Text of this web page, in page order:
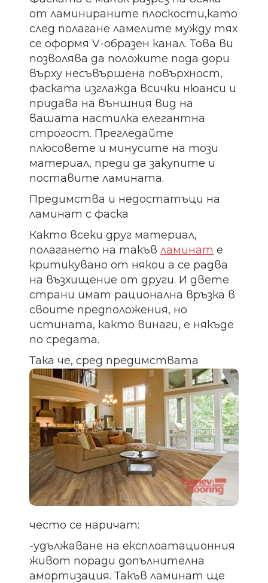
от ламинираните плоскости,като
след полагане ламелите мужду тях
се оформя V-образен канал. Това ви
позволява да положите пода дори
върху несъвършена повърхност,
фаската изглажда всички нюанси и
придава на външния вид на
вашата настилка елегантна
строгост. Прегледайте
плюсовете и минусите на този
материал, преди да закупите и
поставите ламината.
Предимства и недостатъци на
ламинат с фаска
Както всеки друг материал,
полагането на такъвламинат е
критикувано от някои а се радва
на възхищение от други. И двете
страни имат рационална връзка в
своите предположения, но
истината, както винаги, е някъде
по средата.
Така че, сред предимствата
често се наричат:
-удължаване на експлоатационния
живот поради допълнителна
амортизация. Такъв ламинат ще